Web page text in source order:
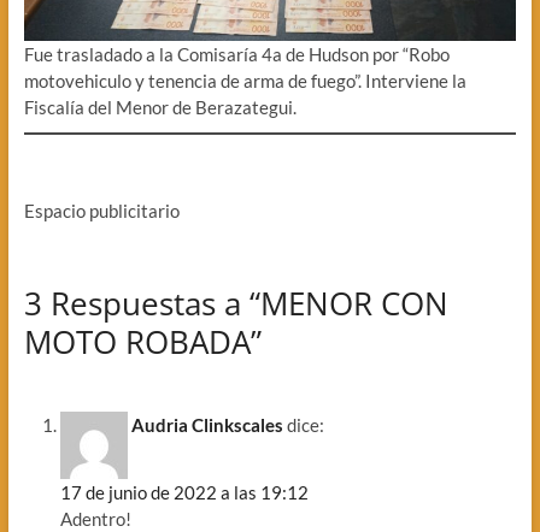
Fue trasladado a la Comisaría 4a de Hudson por “Robo
motovehiculo y tenencia de arma de fuego”. Interviene la
Fiscalía del Menor de Berazategui.
Espacio publicitario
3 Respuestas a “MENOR CON
MOTO ROBADA”
Audria Clinkscales dice:
17 de junio de 2022 a las 19:12
Adentro!